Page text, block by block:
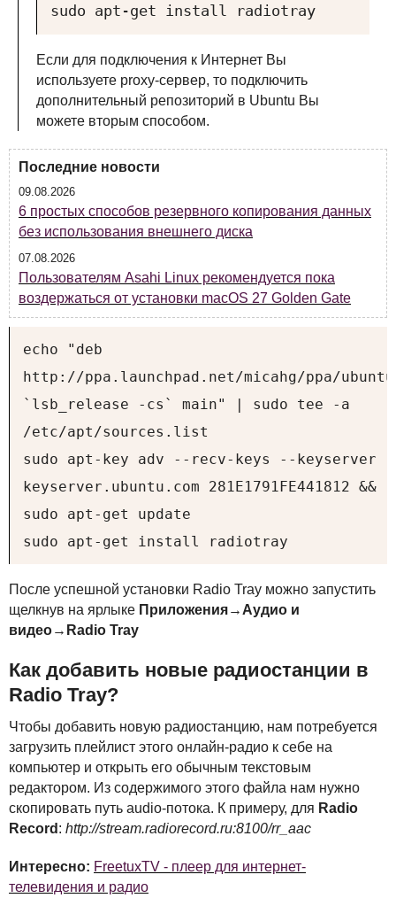
sudo apt-get install radiotray
Если для подключения к Интернет Вы
используете proxy-сервер, то подключить
дополнительный репозиторий в Ubuntu Вы
можете вторым способом.
Последние новости
09.08.2026
6 простых способов резервного копирования данных
без использования внешнего диска
07.08.2026
Пользователям Asahi Linux рекомендуется пока
воздержаться от установки macOS 27 Golden Gate
echo "deb
http://ppa.launchpad.net/micahg/ppa/ubuntu
`lsb_release -cs` main" | sudo tee -a
/etc/apt/sources.list
sudo apt-key adv --recv-keys --keyserver
keyserver.ubuntu.com 281E1791FE441812 &&
sudo apt-get update
sudo apt-get install radiotray
После успешной установки Radio Tray можно запустить
щелкнув на ярлыке Приложения→Аудио и
видео→Radio Tray
Как добавить новые радиостанции в
Radio Tray?
Чтобы добавить новую радиостанцию, нам потребуется
загрузить плейлист этого онлайн-радио к себе на
компьютер и открыть его обычным текстовым
редактором. Из содержимого этого файла нам нужно
скопировать путь audio-потока. К примеру, для Radio
Record : http://stream.radiorecord.ru:8100/rr_aac
Интересно: FreetuxTV - плеер для интернет-
телевидения и радио